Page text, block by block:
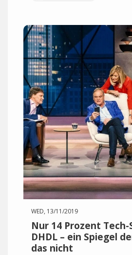
WED, 13/11/2019
Nur 14 Prozent
DHDL – ein Spiegel
das nicht